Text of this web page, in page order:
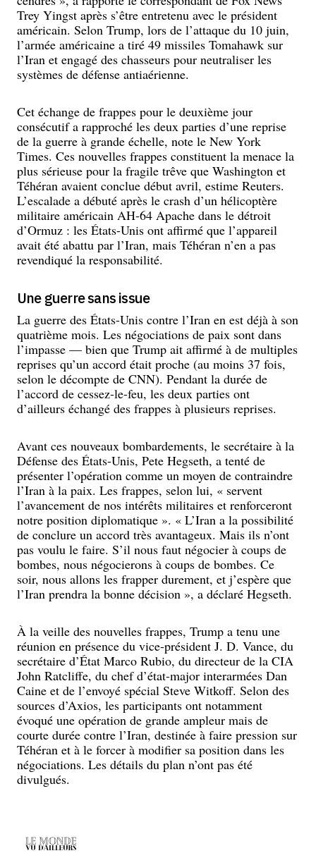
Trey Yingst après s’être entretenu avec le président
américain. Selon Trump, lors de l’attaque du 10 juin,
l’armée américaine a tiré 49 missiles Tomahawk sur
l’Iran et engagé des chasseurs pour neutraliser les
systèmes de défense antiaérienne.
Cet échange de frappes pour le deuxième jour
consécutif a rapproché les deux parties d’une reprise
de la guerre à grande échelle, note le New York
Times. Ces nouvelles frappes constituent la menace la
plus sérieuse pour la fragile trêve que Washington et
Téhéran avaient conclue début avril, estime Reuters.
L’escalade a débuté après le crash d’un hélicoptère
militaire américain AH-64 Apache dans le détroit
d’Ormuz : les États-Unis ont affirmé que l’appareil
avait été abattu par l’Iran, mais Téhéran n’en a pas
revendiqué la responsabilité.
Une guerre sans issue
La guerre des États-Unis contre l’Iran en est déjà à son
quatrième mois. Les négociations de paix sont dans
l’impasse — bien que Trump ait affirmé à de multiples
reprises qu’un accord était proche (au moins 37 fois,
selon le décompte de CNN). Pendant la durée de
l’accord de cessez-le-feu, les deux parties ont
d’ailleurs échangé des frappes à plusieurs reprises.
Avant ces nouveaux bombardements, le secrétaire à la
Défense des États-Unis, Pete Hegseth, a tenté de
présenter l’opération comme un moyen de contraindre
l’Iran à la paix. Les frappes, selon lui, « servent
l’avancement de nos intérêts militaires et renforceront
notre position diplomatique ». « L’Iran a la possibilité
de conclure un accord très avantageux. Mais ils n’ont
pas voulu le faire. S’il nous faut négocier à coups de
bombes, nous négocierons à coups de bombes. Ce
soir, nous allons les frapper durement, et j’espère que
l’Iran prendra la bonne décision », a déclaré Hegseth.
À la veille des nouvelles frappes, Trump a tenu une
réunion en présence du vice-président J. D. Vance, du
secrétaire d’État Marco Rubio, du directeur de la CIA
John Ratcliffe, du chef d’état-major interarmées Dan
Caine et de l’envoyé spécial Steve Witkoff. Selon des
sources d’Axios, les participants ont notamment
évoqué une opération de grande ampleur mais de
courte durée contre l’Iran, destinée à faire pression sur
Téhéran et à le forcer à modifier sa position dans les
négociations. Les détails du plan n’ont pas été
divulgués.